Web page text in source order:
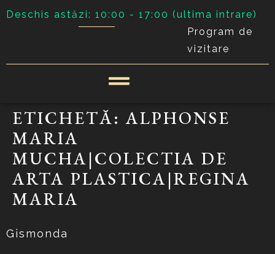
Deschis astăzi: 10:00 - 17:00 (ultima intrare)
Program de
vizitare
ETICHETĂ:ALPHONSE
MARIA
MUCHA|COLECTIA DE
ARTA PLASTICA|REGINA
MARIA
Gismonda